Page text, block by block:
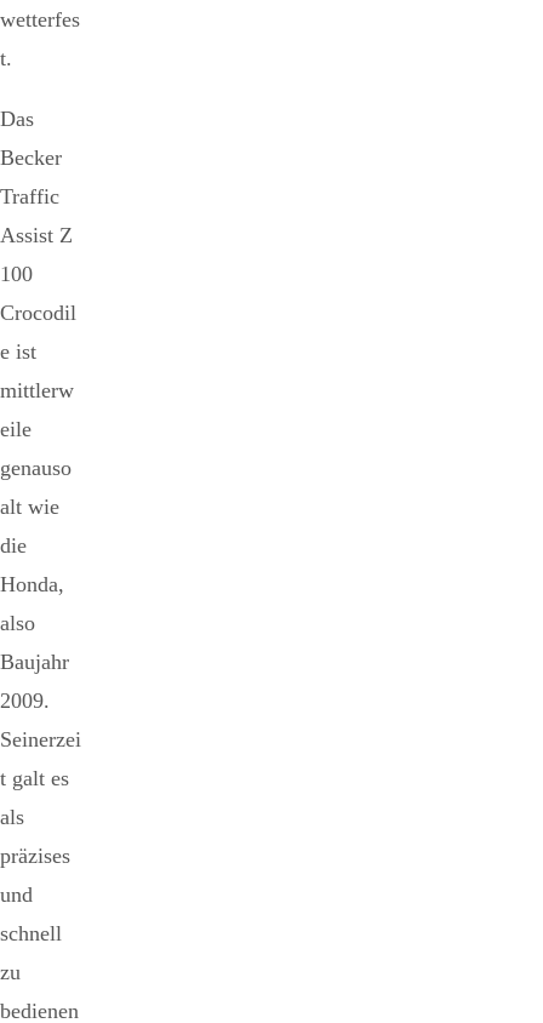
wetterfes
t.
Das
Becker
Traffic
Assist Z
100
Crocodil
e ist
mittlerw
eile
genauso
alt wie
die
Honda,
also
Baujahr
2009.
Seinerzei
t galt es
als
präzises
und
schnell
zu
bedienen